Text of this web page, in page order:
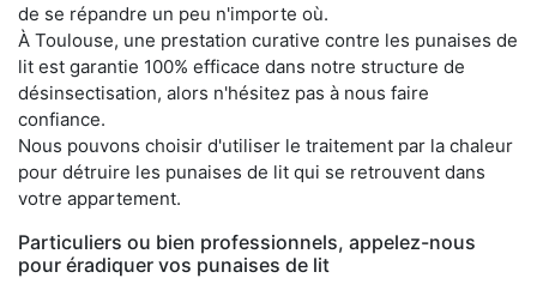
de se répandre un peu n'importe où.
À Toulouse, une prestation curative contre les punaises de
lit est garantie 100% efficace dans notre structure de
désinsectisation, alors n'hésitez pas à nous faire
confiance.
Nous pouvons choisir d'utiliser le traitement par la chaleur
pour détruire les punaises de lit qui se retrouvent dans
votre appartement.
Particuliers ou bien professionnels, appelez-nous
pour éradiquer vos punaises de lit